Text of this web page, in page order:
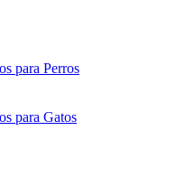
para Perros
para Gatos